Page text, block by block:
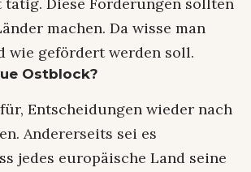
machen. Da wisse man
wie gefördert werden soll.
Ostblock?
Entscheidungen wieder nach
Andererseits sei es
jedes europäische Land seine